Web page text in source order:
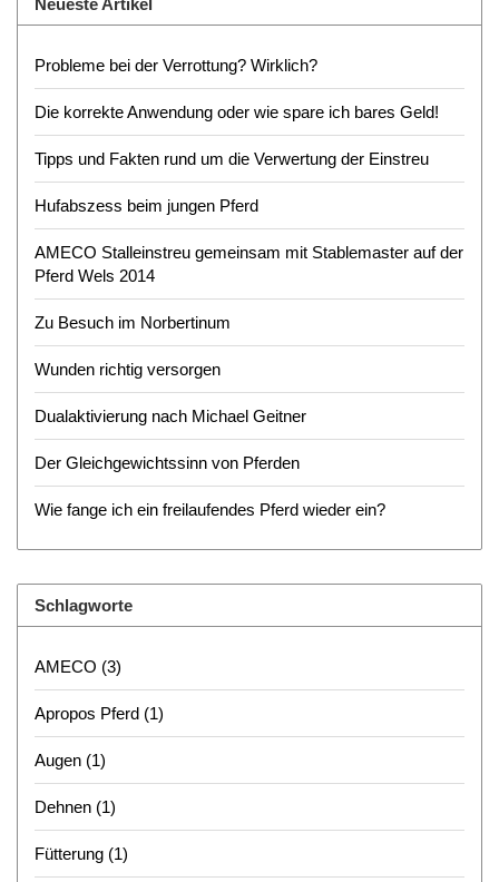
Neueste Artikel
Probleme bei der Verrottung? Wirklich?
Die korrekte Anwendung oder wie spare ich bares Geld!
Tipps und Fakten rund um die Verwertung der Einstreu
Hufabszess beim jungen Pferd
AMECO Stalleinstreu gemeinsam mit Stablemaster auf der
Pferd Wels 2014
Zu Besuch im Norbertinum
Wunden richtig versorgen
Dualaktivierung nach Michael Geitner
Der Gleichgewichtssinn von Pferden
Wie fange ich ein freilaufendes Pferd wieder ein?
Schlagworte
AMECO (3)
Apropos Pferd (1)
Augen (1)
Dehnen (1)
Fütterung (1)